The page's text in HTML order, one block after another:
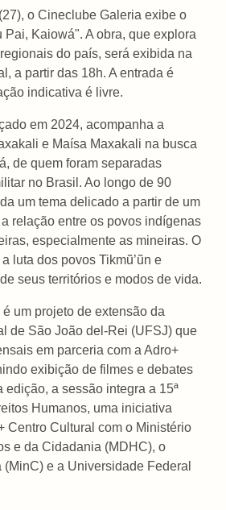
o Cineclube Galeria exibe o
Pai, Kaiowá". A obra, que explora
do país, será exibida na
a partir das 18h. A entrada é
indicativa é livre.
em 2024, acompanha a
e Maísa Maxakali na busca
de quem foram separadas
no Brasil. Ao longo de 90
um tema delicado a partir de um
relação entre os povos indígenas
especialmente as mineiras. O
luta dos povos Tikmũ’ũn e
seus territórios e modos de vida.
um projeto de extensão da
de São João del-Rei (UFSJ) que
em parceria com a Adro+
exibição de filmes e debates
edição, a sessão integra a 15ª
Humanos, uma iniciativa
Centro Cultural com o Ministério
e da Cidadania (MDHC), o
e a Universidade Federal